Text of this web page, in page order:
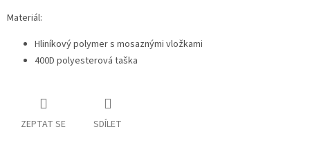
Materiál:
Hliníkový polymer s mosaznými vložkami
400D polyesterová taška
ZEPTAT SE SDÍLET